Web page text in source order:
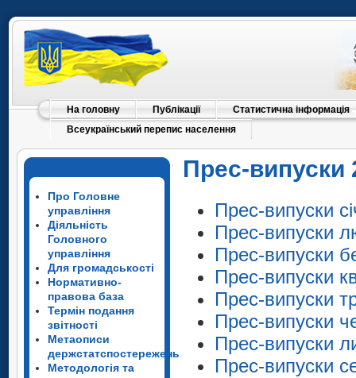
На головну Публікації
Статистична інформація
Всеукраїнський перепис населення
Про Головне
управління
Діяльність
Головного
управління
Для громадськості
Нормативно-
правова база
Термін подання
звітності
Метаописи
держстатспостережень
Методологія та
Прес-випуски
Прес-випуски
Прес-випуски
Прес-випуски
Прес-випуски
Прес-випуски
Прес-випуски
Прес-випуски
Прес-випуски